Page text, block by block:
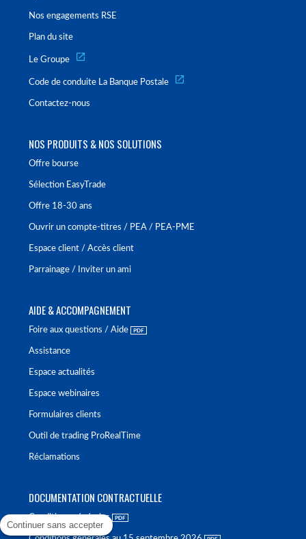
Nos engagements RSE
Plan du site
Le Groupe
Code de conduite La Banque Postale
Contactez-nous
NOS PRODUITS & NOS SOLUTIONS
Offre bourse
Sélection EasyTrade
Offre 18-30 ans
Ouvrir un compte-titres / PEA / PEA-PME
Espace client / Accès client
Parrainage / Inviter un ami
AIDE & ACCOMPAGNEMENT
Foire aux questions / Aide
Assistance
Espace actualités
Espace webinaires
Formulaires clients
Outil de trading ProRealTime
Réclamations
DOCUMENTATION CONTRACTUELLE
Conditions générales
Continuer sans accepter